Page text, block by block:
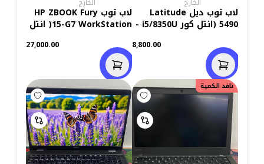
لاب توب ديل Latitude
5490 (انتل كور i5/8350U -
بوصة - كاميرا) استعمال
خارج
8,800.00
لاب توب HP ZBOOK Fury
15-G7 WorkStation( انتل
512GB M.2 -رامات DDR4
15.6 بوصه FHD- كاميرا)
إستعمال خارج
27,000.00
نافد الكمية